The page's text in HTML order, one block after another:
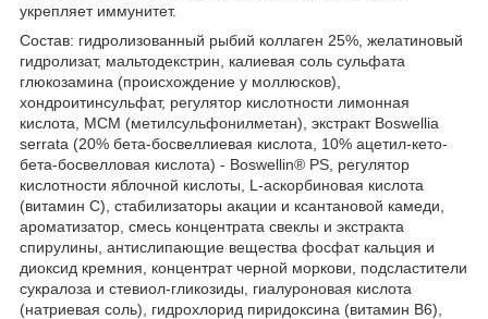
укрепляет иммунитет.
Состав: гидролизованный рыбий коллаген 25%, желатиновый
гидролизат, мальтодекстрин, калиевая соль сульфата
глюкозамина (происхождение у моллюсков),
хондроитинсульфат, регулятор кислотности лимонная
кислота, МСМ (метилсульфонилметан), экстракт Boswellia
serrata (20% бета-босвеллиевая кислота, 10% ацетил-кето-
бета-босвелловая кислота) - Boswellin® PS, регулятор
кислотности яблочной кислоты, L-аскорбиновая кислота
(витамин С), стабилизаторы акации и ксантановой камеди,
ароматизатор, смесь концентрата свеклы и экстракта
спирулины, антислипающие вещества фосфат кальция и
диоксид кремния, концентрат черной моркови, подсластители
сукралоза и стевиол-гликозиды, гиалуроновая кислота
(натриевая соль), гидрохлорид пиридоксина (витамин B6),